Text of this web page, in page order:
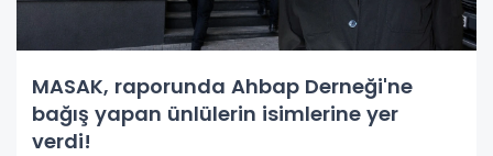
MASAK, raporunda Ahbap Derneği'ne
bağış yapan ünlülerin isimlerine yer
verdi!